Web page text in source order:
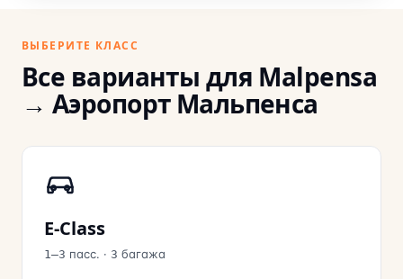
ВЫБЕРИТЕ КЛАСС
Все варианты для Malpensa
→ Аэропорт Мальпенса
E-Class
1–3 пасс. · 3 багажа